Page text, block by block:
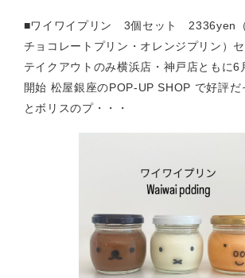
■ワイワイプリン 3個セット 2336yen（
チョコレートプリン・オレンジプリン）
テイクアウトのみ横浜店・神戸店ともに6
開始 松屋銀座のPOP-UP SHOP で好評だ
とボリスのプ・・・